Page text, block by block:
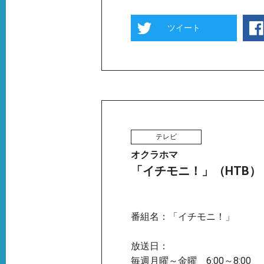
ツイート
テレビ
オクラホマ
「イチモニ！」（HTB）
番組名：「イチモニ！」
放送日：
毎週月曜～金曜 6:00～8:00